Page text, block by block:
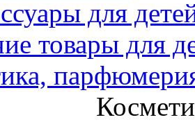
для
товары для